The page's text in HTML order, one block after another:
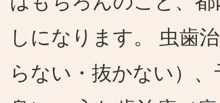
しになります。 虫歯
らない・抜かない）